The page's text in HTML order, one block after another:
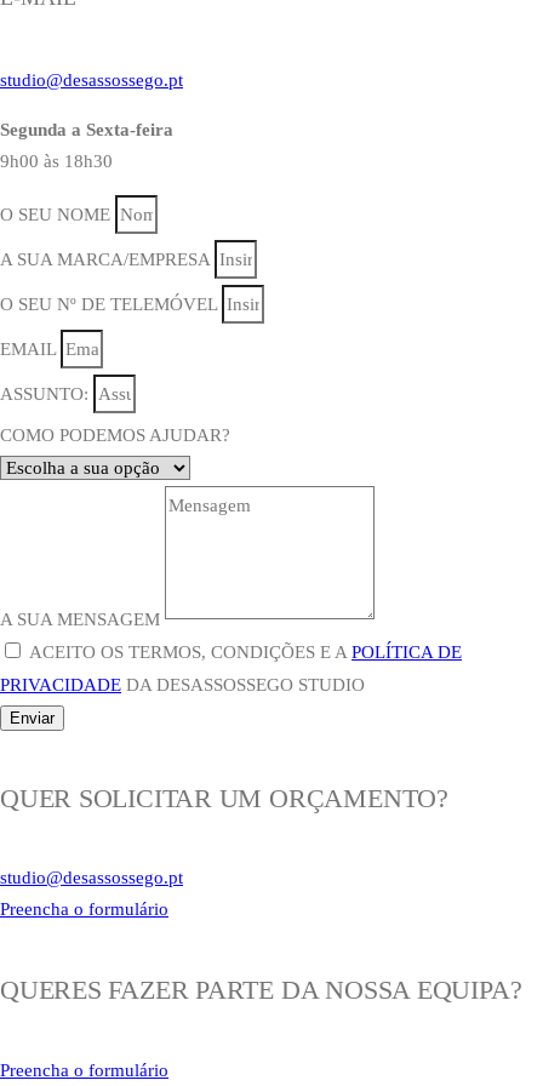
studio@desassossego.pt
Segunda a Sexta-feira
9h00 às 18h30
O SEU NOME
A SUA MARCA/EMPRESA
O SEU Nº DE TELEMÓVEL
EMAIL
ASSUNTO:
COMO PODEMOS AJUDAR?
A SUA MENSAGEM
ACEITO OS TERMOS, CONDIÇÕES E A POLÍTICA DE
PRIVACIDADE DA DESASSOSSEGO STUDIO
Enviar
QUER SOLICITAR UM ORÇAMENTO?
studio@desassossego.pt
Preencha o formulário
QUERES FAZER PARTE DA NOSSA EQUIPA?
Preencha o formulário